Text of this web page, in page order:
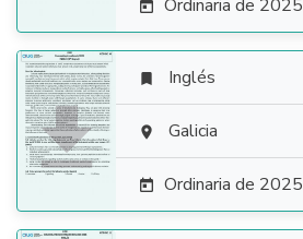
 Ordinaria de 2025

 Inglés
 Galicia
 Ordinaria de 2025